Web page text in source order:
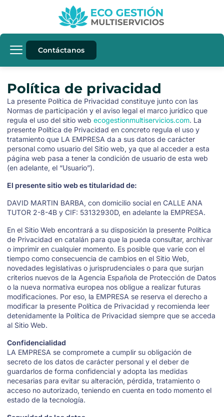
Contáctanos
Política de privacidad
La presente Política de Privacidad constituye junto con las
Normas de participación y el aviso legal el marco jurídico que
regula el uso del sitio web ecogestionmultiservicios.com. La
presente Política de Privacidad en concreto regula el uso y
tratamiento que LA EMPRESA da a sus datos de carácter
personal como usuario del Sitio web, ya que al acceder a esta
página web pasa a tener la condición de usuario de esta web
(en adelante, el “Usuario”).
El presente sitio web es titularidad de:
DAVID MARTIN BARBA, con domicilio social en CALLE ANA
TUTOR 2-8-4B y CIF: 53132930D, en adelante la EMPRESA.
En el Sitio Web encontrará a su disposición la presente Política
de Privacidad en catalán para que la pueda consultar, archivar
o imprimir en cualquier momento. Es posible que varíe con el
tiempo como consecuencia de cambios en el Sitio Web,
novedades legislativas o jurisprudenciales o para que surjan
criterios nuevos de la Agencia Española de Protección de Datos
o la nueva normativa europea nos obligue a realizar futuras
modificaciones. Por eso, la EMPRESA se reserva el derecho a
modificar la presente Política de Privacidad y recomienda leer
detenidamente la Política de Privacidad siempre que se acceda
al Sitio Web.
Confidencialidad
LA EMPRESA se compromete a cumplir su obligación de
secreto de los datos de carácter personal y el deber de
guardarlos de forma confidencial y adopta las medidas
necesarias para evitar su alteración, pérdida, tratamiento o
acceso no autorizado, teniendo en cuenta en todo momento el
estado de la tecnología.